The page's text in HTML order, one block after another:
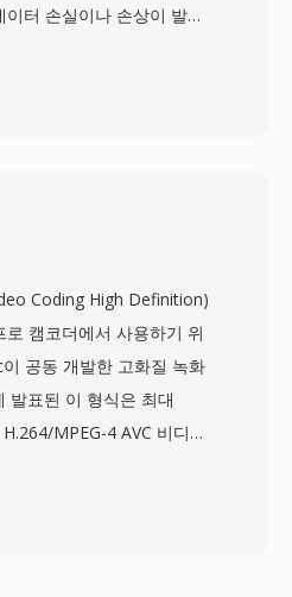
터 손실이나 손상이 발생
환경을 위해 설계되었습
그램 스트림과 구별되는
으로 다중화할 수 있으며,
Information) 테이블이 각
텐츠를 기술합니다. 이 형식
및 비디오 코덱을 지원하지
2 비디오, H.264,
오디오를 전달합니다.
Coding High Definition)
캠코더에서 사용하기 위
공동 개발한 고화질 녹화
발표된 이 형식은 최대
MPEG-4 AVC 비디오
압축 LPCM 오디오를